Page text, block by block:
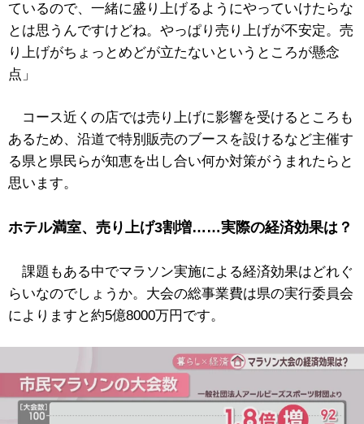
ているので、一緒に盛り上げるようにやっていけたらな
とは思うんですけどね。やっぱり売り上げが不安定。売
り上げがちょっとめどが立たないというところが懸念
点」
コース近くの店では売り上げに影響を受けるところも
あるため、沿道で特別販売のブースを設けるなど主催す
る県と県民らが知恵を出し合い何か対策がうまれたらと
思います。
ホテル満室、売り上げ3割増……実際の経済効果は？
課題もある中でマラソン実施による経済効果はどれぐ
らいなのでしょうか。大会の総事業費は県の実行委員会
によりますと約5億8000万円です。